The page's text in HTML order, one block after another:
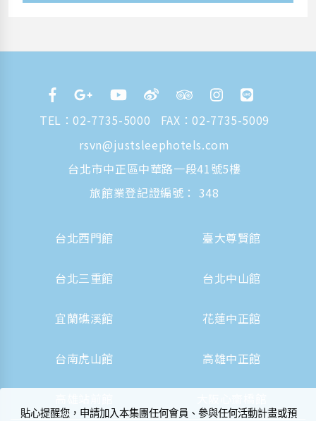
TEL：02-7735-5000
FAX：02-7735-5009
rsvn@justsleephotels.com
台北市中正區中華路一段41號5樓
旅館業登記證編號： 348
台北西門館 臺大尊賢館
台北三重館 台北中山館
宜蘭礁溪館 花蓮中正館
台南虎山館 高雄中正館
貼心提醒您，申請加入本集團任何會員、參與任何活動計畫或預